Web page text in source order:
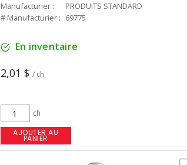
Manufacturier :
PRODUITS STANDARD
# Manufacturier : 69775
En inventaire
2,01 $ / ch
ch
AJOUTER AU
PANIER